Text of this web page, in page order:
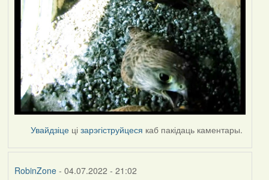
Увайдзіце цізарэгіструйцеся каб пакідаць каментары.
RobinZone- 04.07.2022 - 21:02